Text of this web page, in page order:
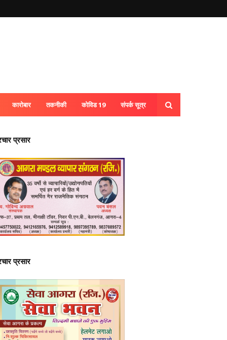
कारोबार तकनीकी कोविड 19 संपर्क सूत्र
प्रसार
प्रसार